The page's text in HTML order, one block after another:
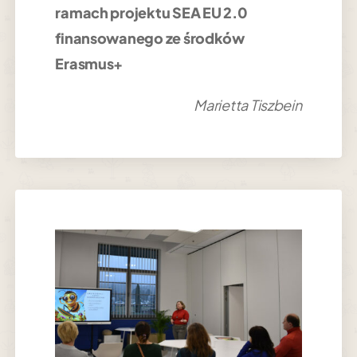
ramach projektu SEA EU 2.0
finansowanego ze środków
Erasmus+
Marietta Tiszbein